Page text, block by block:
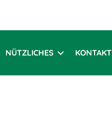
NÜTZLICHES KONTAKT